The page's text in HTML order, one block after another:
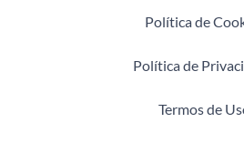
Política de
Política de
Termos de